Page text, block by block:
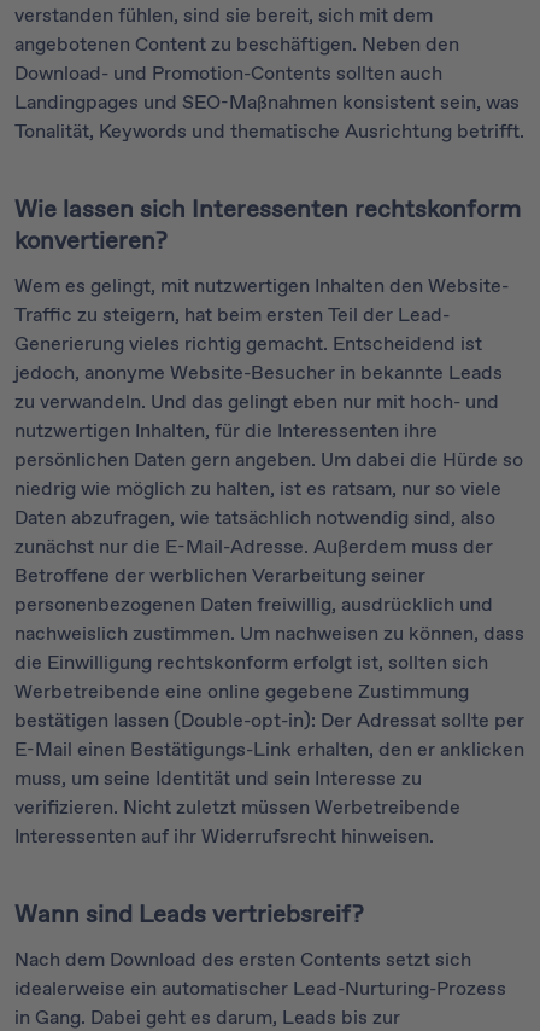
verstanden fühlen, sind sie bereit, sich mit dem
angebotenen Content zu beschäftigen. Neben den
Download- und Promotion-Contents sollten auch
Landingpages und SEO-Maßnahmen konsistent sein, was
Tonalität, Keywords und thematische Ausrichtung betrifft.
Wie lassen sich Interessenten rechtskonform
konvertieren?
Wem es gelingt, mit nutzwertigen Inhalten den Website-
Traffic zu steigern, hat beim ersten Teil der Lead-
Generierung vieles richtig gemacht. Entscheidend ist
jedoch, anonyme Website-Besucher in bekannte Leads
zu verwandeln. Und das gelingt eben nur mit hoch- und
nutzwertigen Inhalten, für die Interessenten ihre
persönlichen Daten gern angeben. Um dabei die Hürde so
niedrig wie möglich zu halten, ist es ratsam, nur so viele
Daten abzufragen, wie tatsächlich notwendig sind, also
zunächst nur die E-Mail-Adresse. Außerdem muss der
Betroffene der werblichen Verarbeitung seiner
personenbezogenen Daten freiwillig, ausdrücklich und
nachweislich zustimmen. Um nachweisen zu können, dass
die Einwilligung rechtskonform erfolgt ist, sollten sich
Werbetreibende eine online gegebene Zustimmung
bestätigen lassen (Double-opt-in): Der Adressat sollte per
E-Mail einen Bestätigungs-Link erhalten, den er anklicken
muss, um seine Identität und sein Interesse zu
verifizieren. Nicht zuletzt müssen Werbetreibende
Interessenten auf ihr Widerrufsrecht hinweisen.
Wann sind Leads vertriebsreif?
Nach dem Download des ersten Contents setzt sich
idealerweise ein automatischer Lead-Nurturing-Prozess
in Gang. Dabei geht es darum, Leads bis zur